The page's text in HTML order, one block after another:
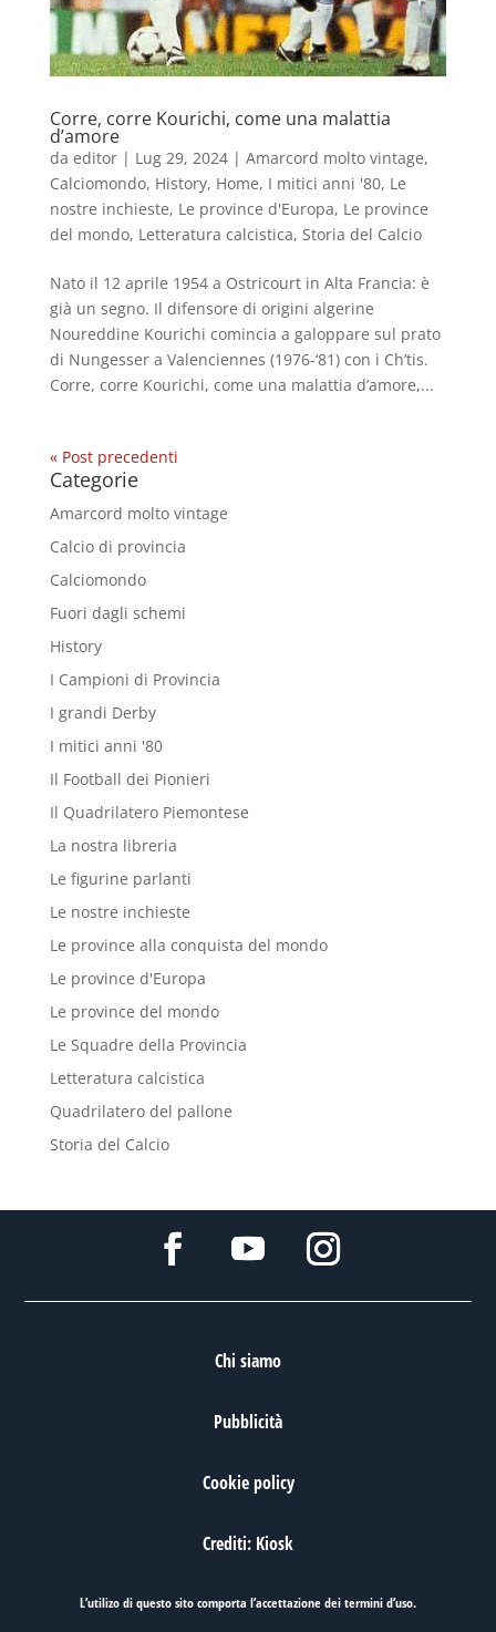
Corre, corre Kourichi, come una malattia
d’amore
da editor| Lug 29, 2024| Amarcord molto vintage,
Calciomondo, History, Home, I mitici anni '80, Le
nostre inchieste, Le province d'Europa, Le province
del mondo, Letteratura calcistica, Storia del Calcio
Nato il 12 aprile 1954 a Ostricourt in Alta Francia: è
già un segno. Il difensore di origini algerine
Noureddine Kourichi comincia a galoppare sul prato
di Nungesser a Valenciennes (1976-‘81) con i Ch’tis.
Corre, corre Kourichi, come una malattia d’amore,...
« Post precedenti
Categorie
Amarcord molto vintage
Calcio di provincia
Calciomondo
Fuori dagli schemi
History
I Campioni di Provincia
I grandi Derby
I mitici anni '80
Il Football dei Pionieri
Il Quadrilatero Piemontese
La nostra libreria
Le figurine parlanti
Le nostre inchieste
Le province alla conquista del mondo
Le province d'Europa
Le province del mondo
Le Squadre della Provincia
Letteratura calcistica
Quadrilatero del pallone
Storia del Calcio
Chi siamo
Pubblicità
Cookie policy
Crediti: Kiosk
L’utilizo di questo sito comporta l’accettazione deitermini d’uso.